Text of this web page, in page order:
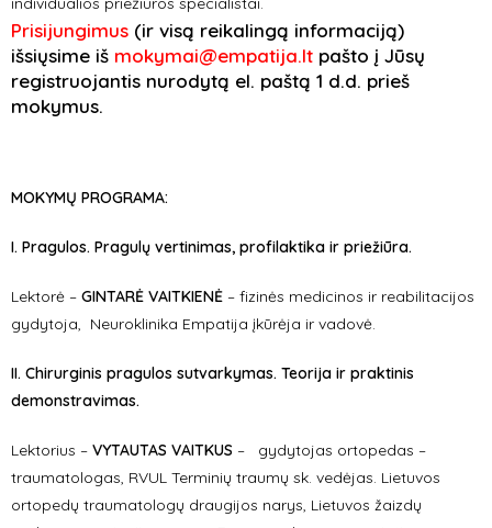
Prisijungimus (ir visą reikalingą informaciją)
išsiųsime iš mokymai@empatija.lt pašto į Jūsų
registruojantis nurodytą el. paštą 1 d.d. prieš
mokymus.
MOKYMŲ PROGRAMA:
I. Pragulos. Pragulų vertinimas, profilaktika ir priežiūra.
Lektorė – GINTARĖ VAITKIENĖ – fizinės medicinos ir reabilitacijos
gydytoja, Neuroklinika Empatija įkūrėja ir vadovė.
II. Chirurginis pragulos sutvarkymas. Teorija ir praktinis
demonstravimas.
Lektorius – VYTAUTAS VAITKUS – gydytojas ortopedas –
traumatologas, RVUL Terminių traumų sk. vedėjas. Lietuvos
ortopedų traumatologų draugijos narys, Lietuvos žaizdų